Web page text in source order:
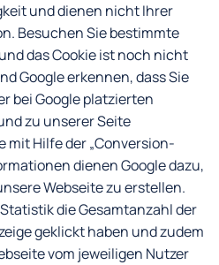
und dienen nicht Ihrer
Besuchen Sie bestimmte
das Cookie ist noch nicht
Google erkennen, dass Sie
bei Google platzierten
zu unserer Seite
Hilfe der „Conversion-
dienen Google dazu,
Webseite zu erstellen.
die Gesamtanzahl der
geklickt haben und zudem
vom jeweiligen Nutzer